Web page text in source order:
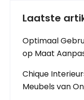
Laatste
Optimaal
op Maat
Chique
Meubels van